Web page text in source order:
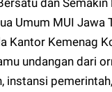
dan Semakin
Umum MUI Jawa
Kantor Kemenag
undangan dari
instansi